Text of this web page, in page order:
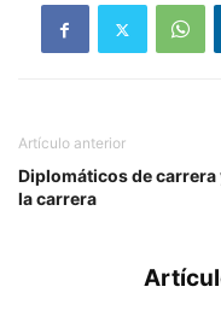
Artículo anterior
Diplomáticos de carrera
la carrera